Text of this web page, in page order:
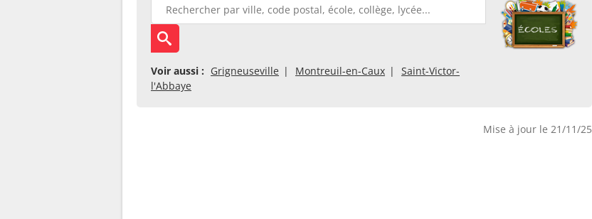
Voir aussi : Grigneuseville Montreuil-en-Caux
Saint-Victor-
l'Abbaye
Mise à jour le 21/11/25